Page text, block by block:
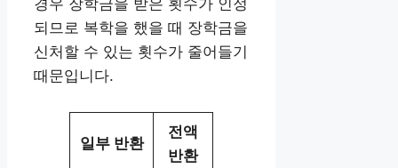
경우 장학금을 받은 횟수가 인정
되므로 복학을 했을 때 장학금을
신처할 수 있는 횟수가 줄어들기
때문입니다.
일부 반환
전액
반환